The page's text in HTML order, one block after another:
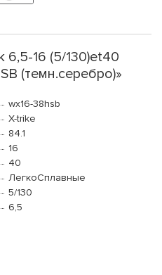
6,5-16 (5/130)et40
(темн.серебро)»
wx16-38hsb
X-trike
84.1
16
40
ЛегкоСплавные
5/130
6,5